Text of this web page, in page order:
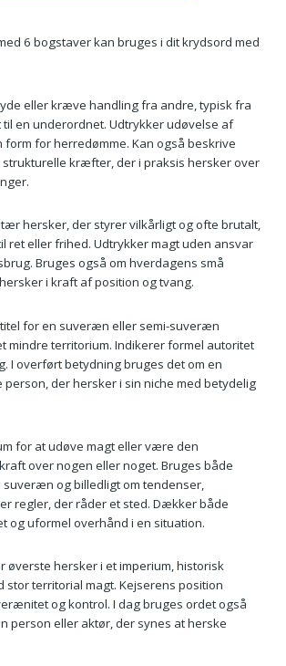
6 bogstaver kan bruges i dit krydsord med
eller kræve handling fra andre, typisk fra
en underordnet. Udtrykker udøvelse af
form for herredømme. Kan også beskrive
kræfter, der i praksis hersker over
hersker, der styrer vilkårligt og ofte brutalt,
ret eller frihed. Udtrykker magt uden ansvar
Bruges også om hverdagens små
i kraft af position og tvang.
for en suveræn eller semi-suveræn
mindre territorium. Indikerer formel autoritet
I overført betydning bruges det om en
der hersker i sin niche med betydelig
for at udøve magt eller være den
over nogen eller noget. Bruges både
suveræn og billedligt om tendenser,
regler, der råder et sted. Dækker både
og uformel overhånd i en situation.
øverste hersker i et imperium, historisk
stor territorial magt. Kejserens position
og kontrol. I dag bruges ordet også
person eller aktør, der synes at herske